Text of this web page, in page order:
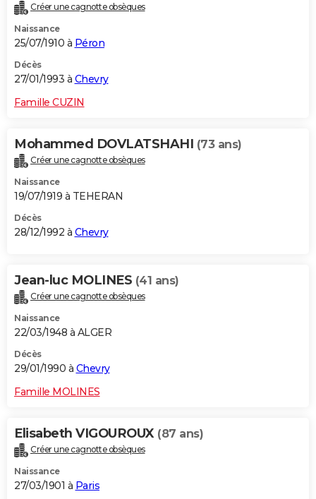
Créer une cagnotte obsèques
Naissance
25/07/1910 à Péron
Décès
27/01/1993 à Chevry
Famille CUZIN
Mohammed DOVLATSHAHI (73 ans)
Créer une cagnotte obsèques
Naissance
19/07/1919 à TEHERAN
Décès
28/12/1992 à Chevry
Jean-luc MOLINES (41 ans)
Créer une cagnotte obsèques
Naissance
22/03/1948 à ALGER
Décès
29/01/1990 à Chevry
Famille MOLINES
Elisabeth VIGOUROUX (87 ans)
Créer une cagnotte obsèques
Naissance
27/03/1901 à Paris